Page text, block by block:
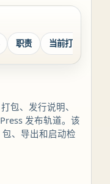
职责 当前打包的可交
包、发行说明、
发布轨道。该
、导出和启动检